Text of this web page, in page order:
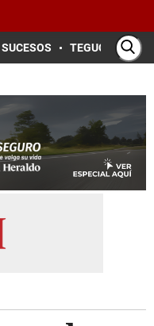
SUCESOS TEGUCIGALPA